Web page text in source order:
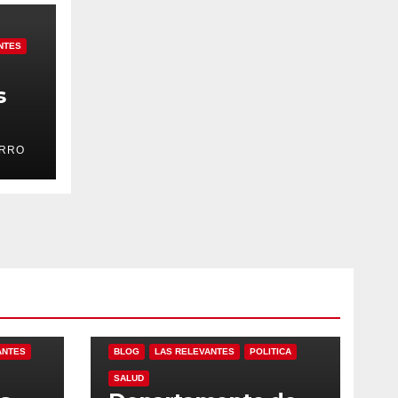
BLOG LAS RELEVANTES POLITICA
SALUD